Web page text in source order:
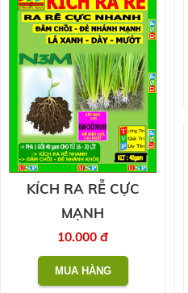
KÍCH RA RỄ CỰC
MẠNH
10.000 đ